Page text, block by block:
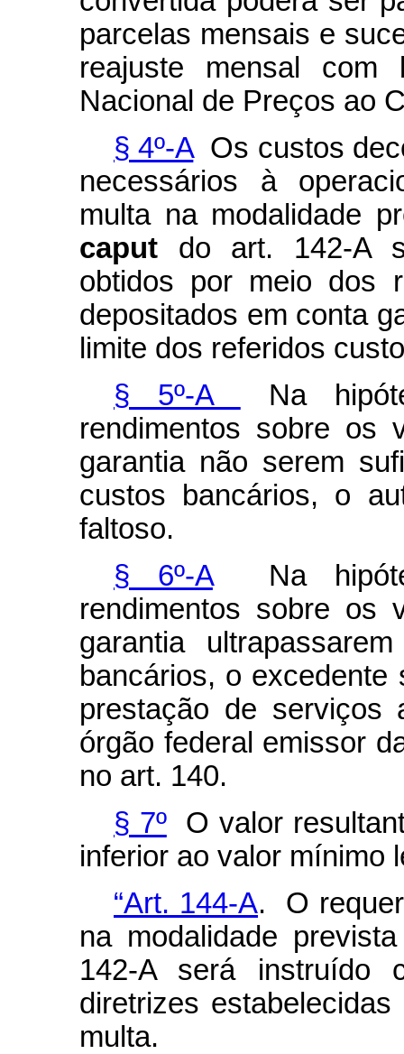
parcelas mensais e
reajuste mensal
Nacional de Preços ao
§ 4º-AOs custos
necessários à
multa na modalidade
caput do art. 142-A
obtidos por meio dos
depositados em conta
limite dos referidos
§ 5º-A
Na
rendimentos sobre os
garantia não serem
custos bancários, o
faltoso.
§ 6º-ANa
rendimentos sobre os
garantia
bancários, o excedente
prestação de serviços
órgão federal emissor
no art. 140.
§ 7ºO valor
inferior ao valor mínimo
“Art. 144-A. O
na modalidade
142-A será instruído
diretrizes
multa.